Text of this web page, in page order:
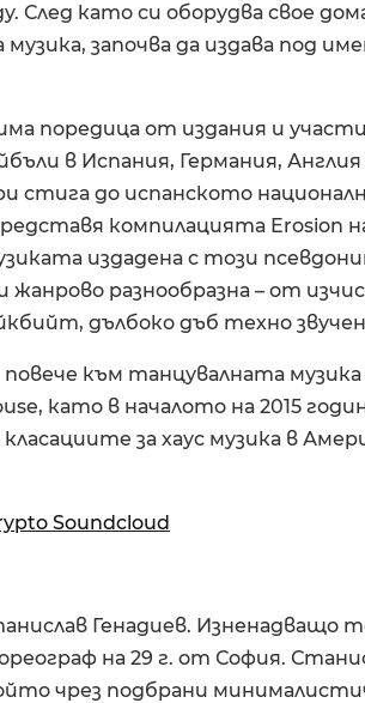
След като си оборудва свое
започва да издава под
поредица от издания и
в Испания, Германия, Англия
стига до испанското
компилацията Erosion
издадена с този
жанрово разнообразна – от
дълбоко дъб техно
към танцувалната музика
като в началото на 2015
за хаус музика в
Soundcloud
Генадиев. Изненадващо
на 29 г. от София.
чрез подбрани